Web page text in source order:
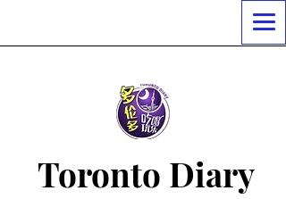
Toronto Diary